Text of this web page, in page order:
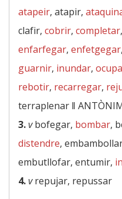
atapeir, atapir,
clafir, cobrir, completar
enfarfegar, enfetgegar,
guarnir, inundar,
rebotir, recarregar,
terraplenar ‖
3.vbofegar, bombar,
distendre,
embutllofar, entumir,
4.vrepujar, repussar